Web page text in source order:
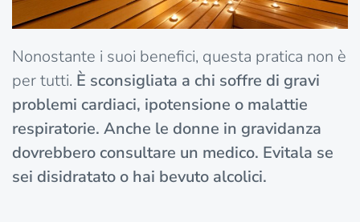
Nonostante i suoi benefici, questa pratica non è
per tutti. È sconsigliata a chi soffre di gravi
problemi cardiaci, ipotensione o malattie
respiratorie. Anche le donne in gravidanza
dovrebbero consultare un medico. Evitala se
sei disidratato o hai bevuto alcolici.